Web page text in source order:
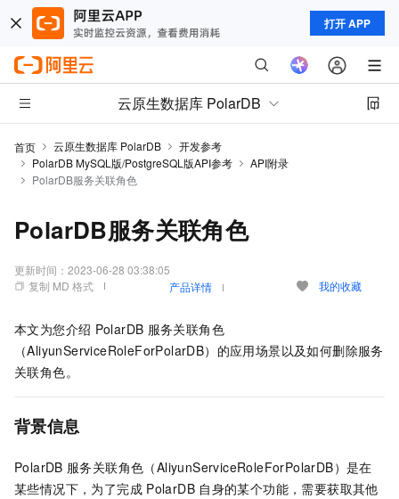
打开 APP
云原生数据库 PolarDB
首页 云原生数据库 PolarDB
开发参考
PolarDB MySQL版/PostgreSQL版API参考
API附录
PolarDB服务关联角色
PolarDB服务关联角色
更新时间： 2023-06-28 03:38:05
复制 MD 格式
产品详情 我的收藏
本文为您介绍 PolarDB 服务关联角色
（AliyunServiceRoleForPolarDB）的应用场景以及如何删除服务
关联角色。
背景信息
PolarDB 服务关联角色（AliyunServiceRoleForPolarDB）是在
某些情况下，为了完成 PolarDB 自身的某个功能，需要获取其他